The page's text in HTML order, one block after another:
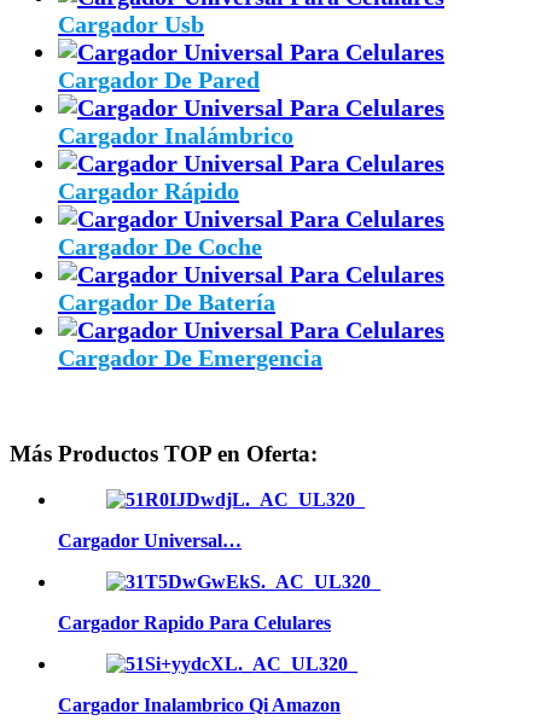
Cargador Usb
Cargador De Pared
Cargador Inalámbrico
Cargador Rápido
Cargador De Coche
Cargador De Batería
Cargador De Emergencia
Más Productos TOP en Oferta:
Cargador Universal…
Cargador Rapido Para Celulares
Cargador Inalambrico Qi Amazon